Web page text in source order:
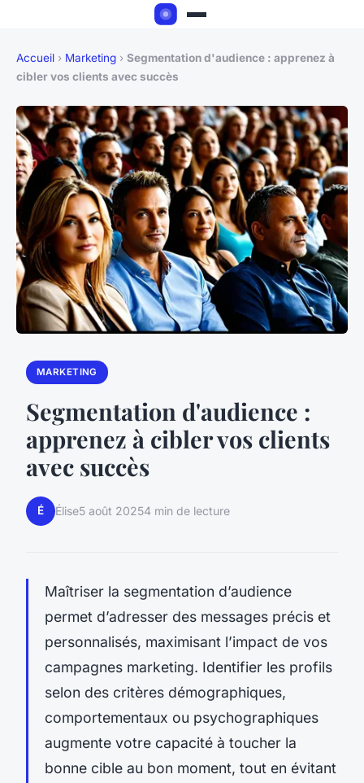
Accueil › Marketing › Segmentation d'audience : apprenez à
cibler vos clients avec succès
MARKETING
Segmentation d'audience :
apprenez à cibler vos clients
avec succès
É Élise5 août 20254 min de lecture
Maîtriser la segmentation d’audience
permet d’adresser des messages précis et
personnalisés, maximisant l’impact de vos
campagnes marketing. Identifier les profils
selon des critères démographiques,
comportementaux ou psychographiques
augmente votre capacité à toucher la
bonne cible au bon moment, tout en évitant